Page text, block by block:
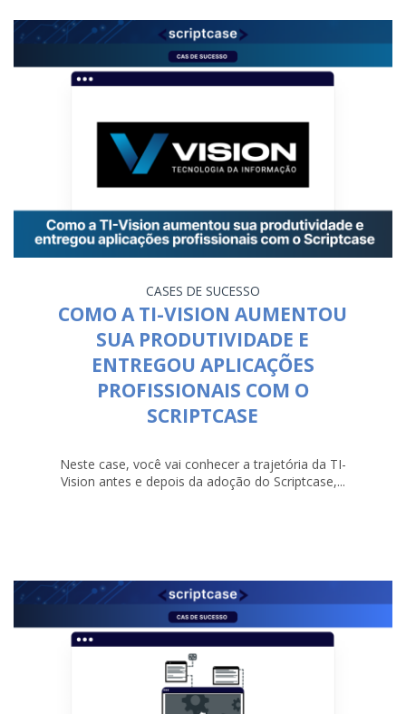
CASES DE SUCESSO
COMO A TI-VISION AUMENTOU
SUA PRODUTIVIDADE E
ENTREGOU APLICAÇÕES
PROFISSIONAIS COM O
SCRIPTCASE
Neste case, você vai conhecer a trajetória da TI-
Vision antes e depois da adoção do Scriptcase,...